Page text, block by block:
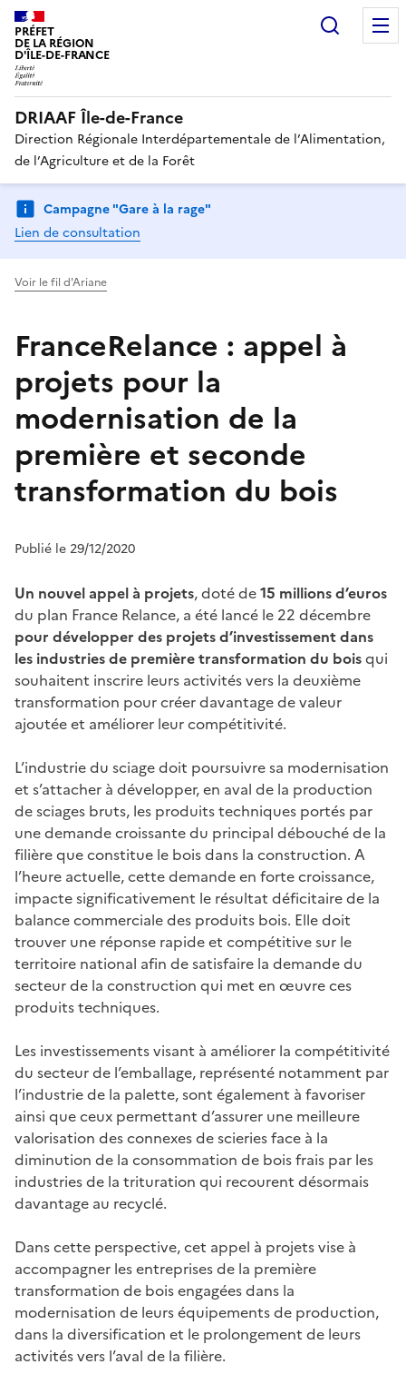
PRÉFET
DE LA RÉGION
D'ÎLE-DE-FRANCE
DRIAAF Île-de-France
Direction Régionale Interdépartementale de l’Alimentation,
de l’Agriculture et de la Forêt
Campagne "Gare à la rage"
Lien de consultation
Voir le fil d'Ariane
FranceRelance : appel à
projets pour la
modernisation de la
première et seconde
transformation du bois
Publié le 29/12/2020
Un nouvel appel à projets, doté de15 millions d’euros
du plan France Relance, a été lancé le 22 décembre
pour développer des projets d’investissement dans
les industries de première transformation du boisqui
souhaitent inscrire leurs activités vers la deuxième
transformation pour créer davantage de valeur
ajoutée et améliorer leur compétitivité.
L’industrie du sciage doit poursuivre sa modernisation
et s’attacher à développer, en aval de la production
de sciages bruts, les produits techniques portés par
une demande croissante du principal débouché de la
filière que constitue le bois dans la construction. A
l’heure actuelle, cette demande en forte croissance,
impacte significativement le résultat déficitaire de la
balance commerciale des produits bois. Elle doit
trouver une réponse rapide et compétitive sur le
territoire national afin de satisfaire la demande du
secteur de la construction qui met en œuvre ces
produits techniques.
Les investissements visant à améliorer la compétitivité
du secteur de l’emballage, représenté notamment par
l’industrie de la palette, sont également à favoriser
ainsi que ceux permettant d’assurer une meilleure
valorisation des connexes de scieries face à la
diminution de la consommation de bois frais par les
industries de la trituration qui recourent désormais
davantage au recyclé.
Dans cette perspective, cet appel à projets vise à
accompagner les entreprises de la première
transformation de bois engagées dans la
modernisation de leurs équipements de production,
dans la diversification et le prolongement de leurs
activités vers l’aval de la filière.